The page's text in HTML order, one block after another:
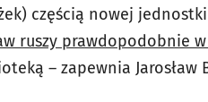
częścią nowej
ruszy prawdopodobnie
– zapewnia